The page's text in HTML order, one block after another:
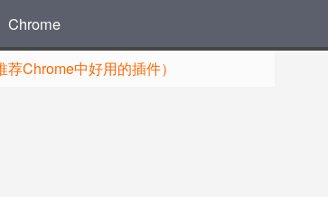
Chrome
Chrome中好用的插件）